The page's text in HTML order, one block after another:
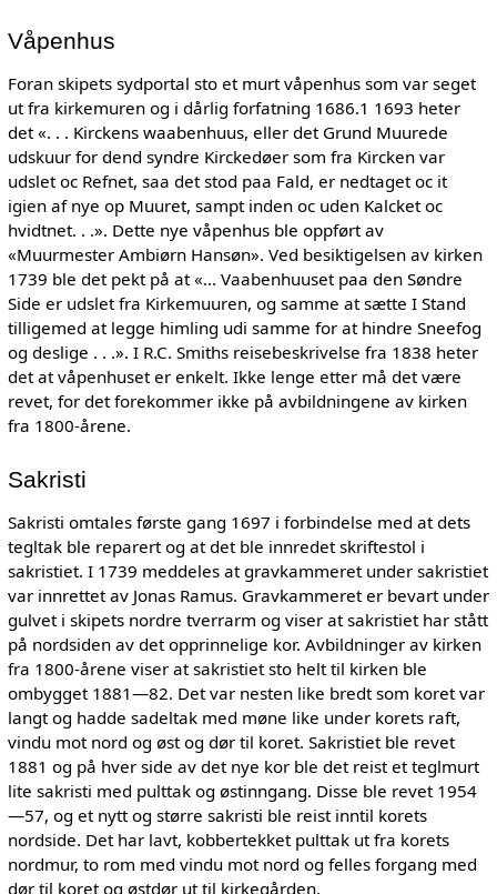
Våpenhus
Foran skipets sydportal sto et murt våpenhus som var seget
ut fra kirkemuren og i dårlig forfatning 1686.1 1693 heter
det «. . . Kirckens waabenhuus, eller det Grund Muurede
udskuur for dend syndre Kirckedøer som fra Kircken var
udslet oc Refnet, saa det stod paa Fald, er nedtaget oc it
igien af nye op Muuret, sampt inden oc uden Kalcket oc
hvidtnet. . .». Dette nye våpenhus ble oppført av
«Muurmester Ambiørn Hansøn». Ved besiktigelsen av kirken
1739 ble det pekt på at «... Vaabenhuuset paa den Søndre
Side er udslet fra Kirkemuuren, og samme at sætte I Stand
tilligemed at legge himling udi samme for at hindre Sneefog
og deslige . . .». I R.C. Smiths reisebeskrivelse fra 1838 heter
det at våpenhuset er enkelt. Ikke lenge etter må det være
revet, for det forekommer ikke på avbildningene av kirken
fra 1800-årene.
Sakristi
Sakristi omtales første gang 1697 i forbindelse med at dets
tegltak ble reparert og at det ble innredet skriftestol i
sakristiet. I 1739 meddeles at gravkammeret under sakristiet
var innrettet av Jonas Ramus. Gravkammeret er bevart under
gulvet i skipets nordre tverrarm og viser at sakristiet har stått
på nordsiden av det opprinnelige kor. Avbildninger av kirken
fra 1800-årene viser at sakristiet sto helt til kirken ble
ombygget 1881—82. Det var nesten like bredt som koret var
langt og hadde sadeltak med møne like under korets raft,
vindu mot nord og øst og dør til koret. Sakristiet ble revet
1881 og på hver side av det nye kor ble det reist et teglmurt
lite sakristi med pulttak og østinngang. Disse ble revet 1954
—57, og et nytt og større sakristi ble reist inntil korets
nordside. Det har lavt, kobbertekket pulttak ut fra korets
nordmur, to rom med vindu mot nord og felles forgang med
dør til koret og østdør ut til kirkegården.